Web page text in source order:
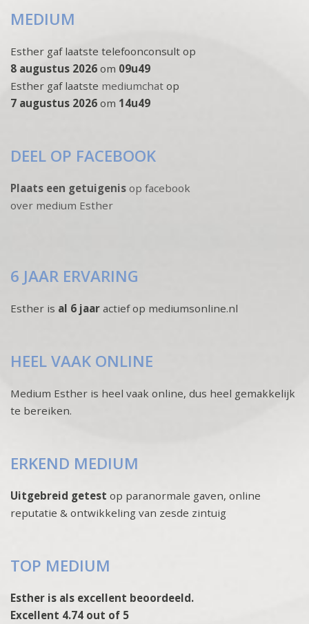
MEDIUM
Esther gaf laatste telefoonconsult op
8 augustus 2026 om 09u49
Esther gaf laatste mediumchat op
7 augustus 2026 om 14u49
DEEL OP FACEBOOK
Plaats een getuigenis op facebook
over medium Esther
6 JAAR ERVARING
Esther is al 6 jaar actief op mediumsonline.nl
HEEL VAAK ONLINE
Medium Esther is heel vaak online, dus heel gemakkelijk
te bereiken.
ERKEND MEDIUM
Uitgebreid getest op paranormale gaven, online
reputatie & ontwikkeling van zesde zintuig
TOP MEDIUM
Esther is als excellent beoordeeld.
Excellent 4.74 out of 5